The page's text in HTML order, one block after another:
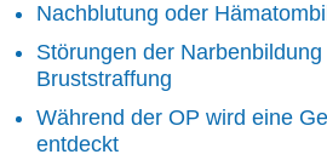
Nachblutung oder
Störungen der
Bruststraffung
Während der OP wird eine
entdeckt